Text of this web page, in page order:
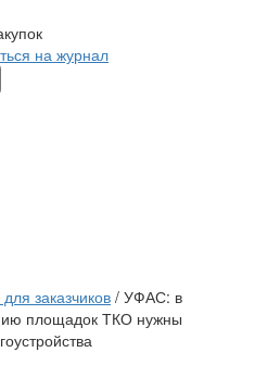
на журнал
заказчиков/ УФАС: в
площадок ТКО нужны